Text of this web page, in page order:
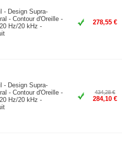
- Design Supra-
- Contour d'Oreille -
Hz/20 kHz -
278,55 €
- Design Supra-
- Contour d'Oreille -
Hz/20 kHz -
434,28 €
284,10 €